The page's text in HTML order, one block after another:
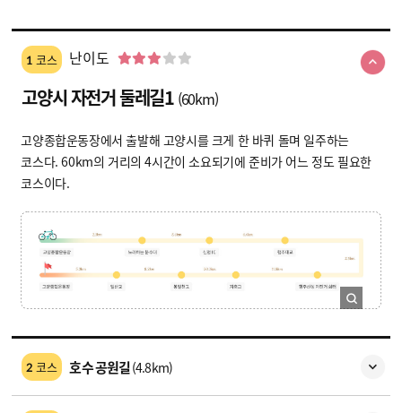
1 코스 난이도
고양시 자전거 둘레길1 (60km)
고양종합운동장에서 출발해 고양시를 크게 한 바퀴 돌며 일주하는
코스다. 60km의 거리의 4시간이 소요되기에 준비가 어느 정도 필요한
코스이다.
2 코스 호수 공원길(4.8km)